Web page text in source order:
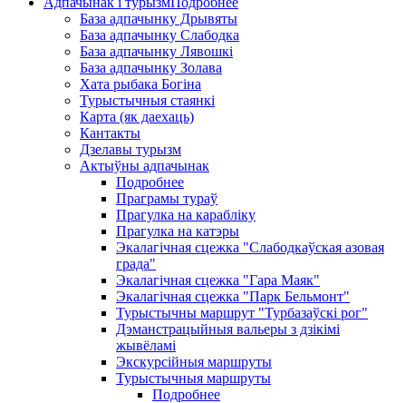
База адпачынку Дрывяты
База адпачынку Слабодка
База адпачынку Лявошкі
База адпачынку Золава
Хата рыбака Богіна
Турыстычныя стаянкі
Карта (як даехаць)
Кантакты
Дзелавы турызм
Актыўны адпачынак
Подробнее
Праграмы тураў
Прагулка на карабліку
Прагулка на катэры
Экалагічная сцежка "Слабодкаўская азовая
града"
Экалагічная сцежка "Гара Маяк"
Экалагічная сцежка "Парк Бельмонт"
Турыстычны маршрут "Турбазаўскі рог"
Дэманстрацыйныя вальеры з дзікімі
жывёламі
Экскурсійныя маршруты
Турыстычныя маршруты
Подробнее